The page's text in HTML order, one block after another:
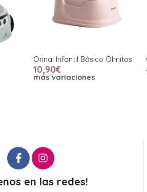
Orinal Infantil Básico Olmitos
10,90€
más variaciones
en las redes!